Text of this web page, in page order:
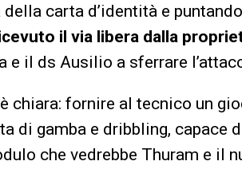
carta d’identità e
il via libera dalla
e il ds Ausilio a sferrare
chiara: fornire al tecnico un
di gamba e dribbling, capace
che vedrebbe Thuram e il